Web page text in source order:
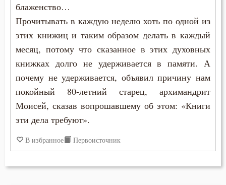
блаженство…
Прочитывать в каждую неделю хоть по одной из
этих книжиц и таким образом делать в каждый
месяц, потому что сказанное в этих духовных
книжках долго не удерживается в памяти. А
почему не удерживается, объявил причину нам
покойный 80-летний старец, архимандрит
Моисей, сказав вопрошавшему об этом: «Книги
эти дела требуют».
В избранное Первоисточник